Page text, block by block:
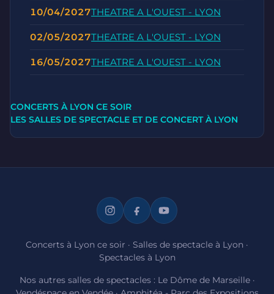
10/04/2027THEATRE A L'OUEST - LYON
02/05/2027THEATRE A L'OUEST - LYON
16/05/2027THEATRE A L'OUEST - LYON
CONCERTS À LYON CE SOIR
LES SALLES DE SPECTACLE ET DE CONCERT À LYON
Concerts à Lyon ce soir · Salles de spectacle à Lyon ·
Spectacles à Lyon
Nos autres salles de spectacles : Le Dôme de Marseille·